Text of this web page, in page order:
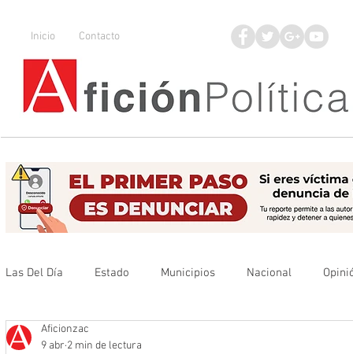
Inicio Contacto
Las Del Día Estado Municipios Nacional
Que no se olvide
Aficionzac
9 abr 2 min de lectura